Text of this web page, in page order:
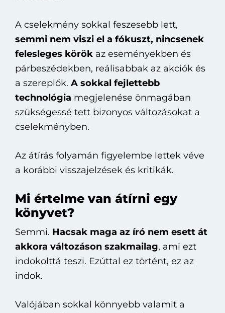
A cselekmény sokkal feszesebb lett,
semmi nem viszi el a fókuszt, nincsenek
felesleges körök az eseményekben és
párbeszédekben, reálisabbak az akciók és
a szereplők. A sokkal fejlettebb
technológia megjelenése önmagában
szükségessé tett bizonyos változásokat a
cselekményben.
Az átírás folyamán figyelembe lettek véve
a korábbi visszajelzések és kritikák.
Mi értelme van átírni egy
könyvet?
Semmi. Hacsak maga az író nem esett át
akkora változáson szakmailag, ami ezt
indokolttá teszi. Ezúttal ez történt, ez az
indok.
Valójában sokkal könnyebb valamit a